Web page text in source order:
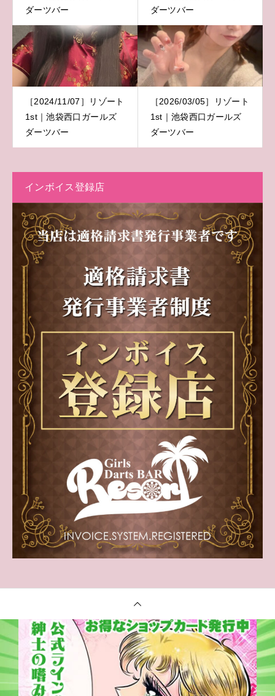
ダーツバー
ダーツバー
［2024/11/07］リゾート
1st｜池袋西口ガールズ
ダーツバー
［2026/03/05］リゾート
1st｜池袋西口ガールズ
ダーツバー
インボイス登録店